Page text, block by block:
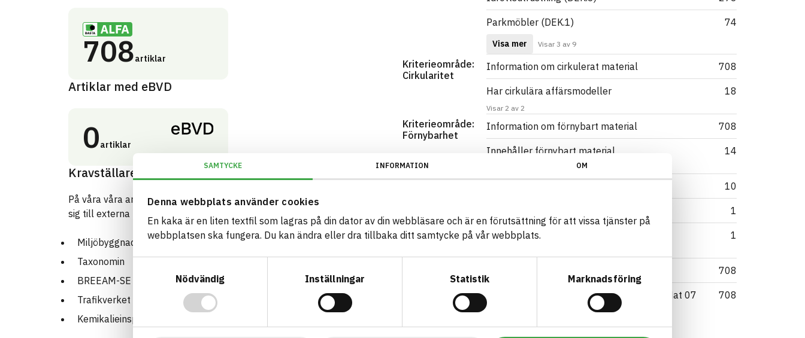
SAMTYCKE INFORMATION OM
Denna webbplats använder cookies
En kaka är en liten textfil som lagras på din dator av din webbläsare och är en förutsättning för att vissa tjänster på
webbplatsen ska fungera. Du kan ändra eller dra tillbaka ditt samtycke på vår webbplats.
Nödvändig
Inställningar Statistik Marknadsföring
708artiklar
Artiklar med eBVD
0artiklar
Kravställare och certifieringar
På våra våra artikelkort kan man se hur den registrerade artikeln förhåller
sig till externa kravställare så som:
Miljöbyggnad
Taxonomin
BREEAM-SE
Trafikverket
Kemikalieinspektionens PRIO-verktyg
Parkmöbler (DEK.1) 74
Visa mer Visar 3 av 9
Kriterieområde:
Cirkularitet
Information om cirkulerat material 708
Har cirkulära affärsmodeller 18
Visar 2 av 2
Kriterieområde:
Förnybarhet
Information om förnybart material 708
Innehåller förnybart material 14
Dokumentation 10
1
Other 1
708
BREEAM SE/Generation 2017/Kriterium: Mat 07
Farliga ämnen
708
Visa mer